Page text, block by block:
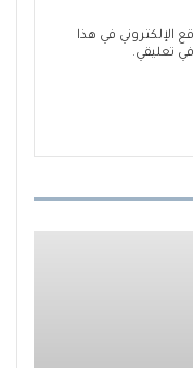
الإلكتروني في هذا
تعليقي.